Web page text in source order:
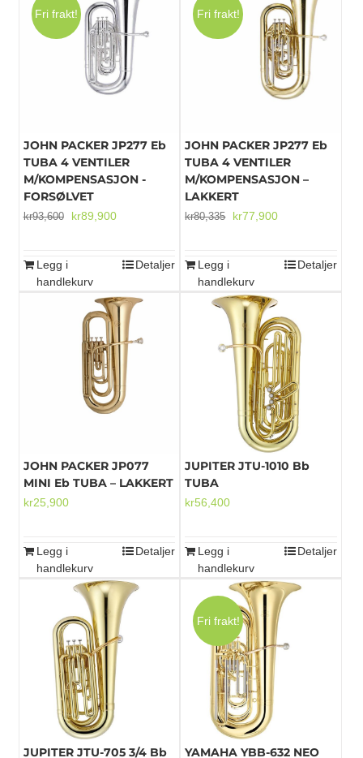
Diverse tilbehør
Fri frakt!
JOHN PACKER JP277 Eb
TUBA 4 VENTILER
M/KOMPENSASJON -
FORSØLVET
kr93,600
Opprinnelig
kr93,600.
kr89,900Nåværende
er:
Legg i
handlekurv
Detaljer
Fri frakt!
JOHN PACKER JP277 Eb
TUBA 4 VENTILER
M/KOMPENSASJON –
LAKKERT
kr80,335
Opprinnelig
kr80,335.
kr77,900Nåværende
er:
Legg i
handlekurv
Detaljer
JOHN PACKER JP077
MINI Eb TUBA – LAKKERT
kr25,900
Legg i
handlekurv
Detaljer
JUPITER JTU-1010 Bb
TUBA
kr56,400
Legg i
handlekurv
Detaljer
JUPITER JTU-705 3/4 Bb
Fri frakt!
YAMAHA YBB-632 NEO